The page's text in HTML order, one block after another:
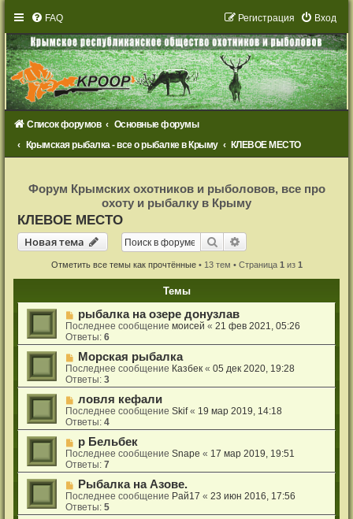
FAQ Вход
Регистрация
Список форумов
Основные форумы
Крымская рыбалка - все о рыбалке в Крыму
КЛЕВОЕ МЕСТО
с
т
р
а
ц
Форум Крымских охотников и рыболовов, все про
охоту и рыбалку в Крыму
КЛЕВОЕ МЕСТО
Новая тема
Новаятема Поиск
Отметить все темы как прочтённые• 13 тем • Страница 1 из 1
Темы
рыбалка на озере донузлав
Последнее сообщениемоисей «21 фев 2021, 05:26
Ответы:6
Морская рыбалка
Последнее сообщение Казбек «05 дек 2020, 19:28
Ответы:3
ловля кефали
Последнее сообщениеSkif« 19 мар 2019, 14:18
Ответы:4
р Бельбек
Последнее сообщениеSnape « 17 мар 2019, 19:51
Ответы:7
Рыбалка на Азове.
Последнее сообщение Рай17 «23 июн 2016, 17:56
Ответы:5